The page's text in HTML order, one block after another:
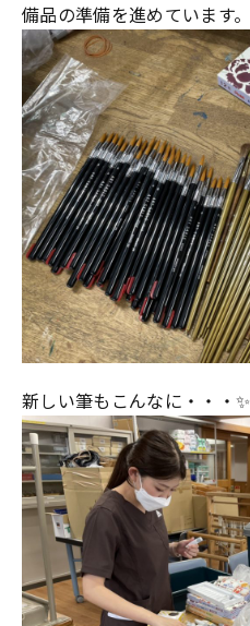
備品の準備を進めています。
新しい筆もこんなに・・・✨